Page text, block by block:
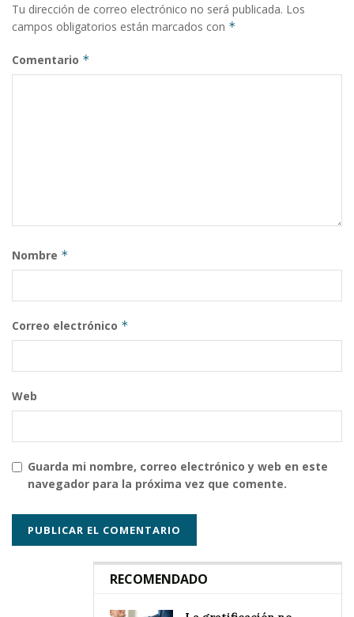
Tu dirección de correo electrónico no será publicada. Los
campos obligatorios están marcados con *
Comentario *
Nombre *
Correo electrónico *
Web
Guarda mi nombre, correo electrónico y web en este
navegador para la próxima vez que comente.
RECOMENDADO